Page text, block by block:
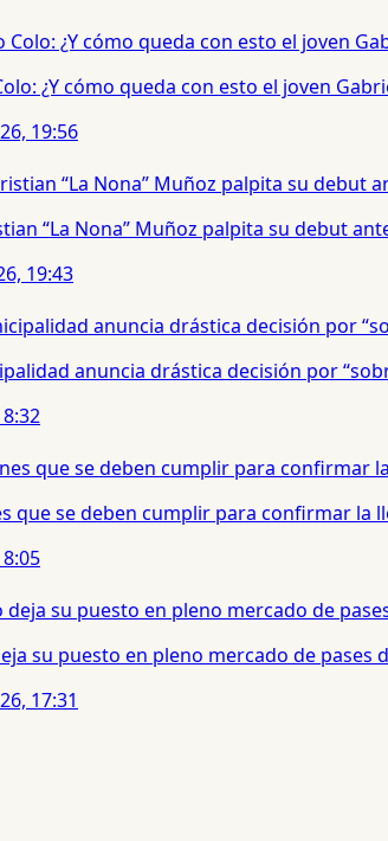
¿Y cómo queda con esto el joven
19:56
“La Nona” Muñoz palpita su debut
19:43
anuncia drástica decisión por
que se deben cumplir para confirmar la
su puesto en pleno mercado de pases
17:31